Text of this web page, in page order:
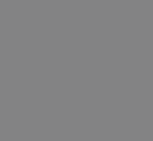
ανθρώπων
σχετικά με
τους.